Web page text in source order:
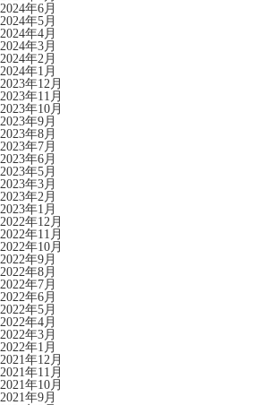
2024年6月
2024年5月
2024年4月
2024年3月
2024年2月
2024年1月
2023年12月
2023年11月
2023年10月
2023年9月
2023年8月
2023年7月
2023年6月
2023年5月
2023年3月
2023年2月
2023年1月
2022年12月
2022年11月
2022年10月
2022年9月
2022年8月
2022年7月
2022年6月
2022年5月
2022年4月
2022年3月
2022年1月
2021年12月
2021年11月
2021年10月
2021年9月